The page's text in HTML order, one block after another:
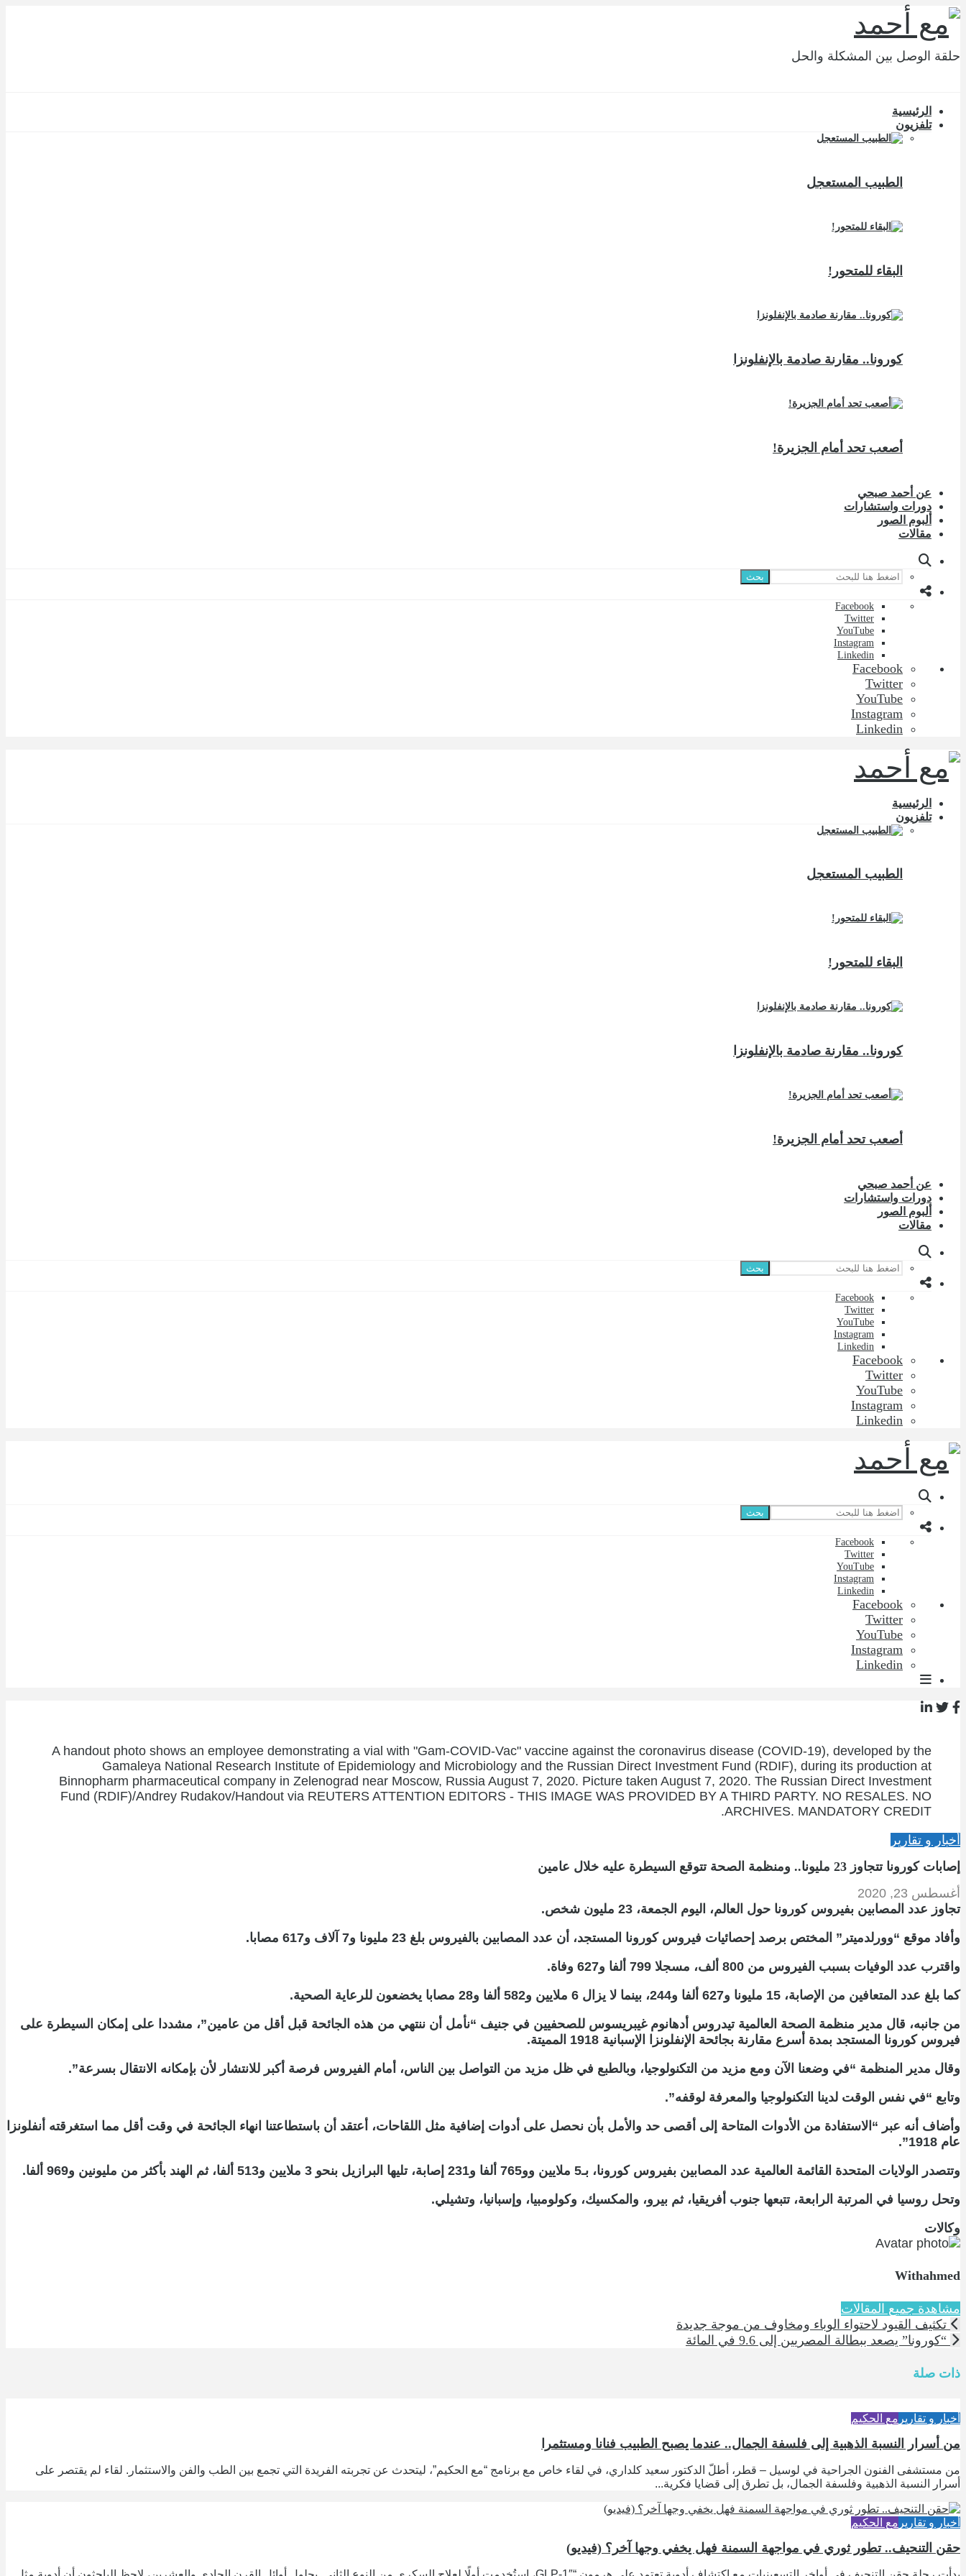
حلقة الوصل بين المشكلة والحل
الرئيسية
تلفزيون
الطبيب المستعجل
البقاء للمتحور!
كورونا.. مقارنة صادمة بالإنفلونزا
أصعب تحد أمام الجزيرة!
عن أحمد صبحي
دورات واستشارات
ألبوم الصور
مقالات
بحث
Facebook
Twitter
YouTube
Instagram
Linkedin
Facebook
Twitter
YouTube
Instagram
Linkedin
الرئيسية
تلفزيون
الطبيب المستعجل
البقاء للمتحور!
كورونا.. مقارنة صادمة بالإنفلونزا
أصعب تحد أمام الجزيرة!
عن أحمد صبحي
دورات واستشارات
ألبوم الصور
مقالات
بحث
Facebook
Twitter
YouTube
Instagram
Linkedin
Facebook
Twitter
YouTube
Instagram
Linkedin
بحث
Facebook
Twitter
YouTube
Instagram
Linkedin
Facebook
Twitter
YouTube
Instagram
Linkedin
A handout photo shows an employee demonstrating a vial with "Gam-COVID-Vac" vaccine against the coronavirus disease (COVID-19), developed by the
Gamaleya National Research Institute of Epidemiology and Microbiology and the Russian Direct Investment Fund (RDIF), during its production at
Binnopharm pharmaceutical company in Zelenograd near Moscow, Russia August 7, 2020. Picture taken August 7, 2020. The Russian Direct Investment
Fund (RDIF)/Andrey Rudakov/Handout via REUTERS ATTENTION EDITORS - THIS IMAGE WAS PROVIDED BY A THIRD PARTY. NO RESALES. NO
ARCHIVES. MANDATORY CREDIT.
أخبار و تقارير
إصابات كورونا تتجاوز 23 مليونا.. ومنظمة الصحة تتوقع السيطرة عليه خلال عامين
أغسطس 23, 2020
تجاوز عدد المصابين بفيروس كورونا حول العالم، اليوم الجمعة، 23 مليون شخص.
وأفاد موقع “وورلدميتر” المختص برصد إحصائيات فيروس كورونا المستجد، أن عدد المصابين بالفيروس بلغ 23 مليونا و7 آلاف و617 مصابا.
واقترب عدد الوفيات بسبب الفيروس من 800 ألف، مسجلا 799 ألفا و627 وفاة.
كما بلغ عدد المتعافين من الإصابة، 15 مليونا و627 ألفا و244، بينما لا يزال 6 ملايين و582 ألفا و28 مصابا يخضعون للرعاية الصحية.
من جانبه، قال مدير منظمة الصحة العالمية تيدروس أدهانوم غيبريسوس للصحفيين في جنيف “نأمل أن ننتهي من هذه الجائحة قبل أقل من عامين”، مشددا على إمكان السيطرة على
فيروس كورونا المستجد بمدة أسرع مقارنة بجائحة الإنفلونزا الإسبانية 1918 المميتة.
وقال مدير المنظمة “في وضعنا الآن ومع مزيد من التكنولوجيا، وبالطبع في ظل مزيد من التواصل بين الناس، أمام الفيروس فرصة أكبر للانتشار لأن بإمكانه الانتقال بسرعة”.
وتابع “في نفس الوقت لدينا التكنولوجيا والمعرفة لوقفه”.
وأضاف أنه عبر “الاستفادة من الأدوات المتاحة إلى أقصى حد والأمل بأن نحصل على أدوات إضافية مثل اللقاحات، أعتقد أن باستطاعتنا انهاء الجائحة في وقت أقل مما استغرقته أنفلونزا
عام 1918”.
وتتصدر الولايات المتحدة القائمة العالمية عدد المصابين بفيروس كورونا، بـ5 ملايين وو765 ألفا و231 إصابة، تليها البرازيل بنحو 3 ملايين و513 ألفا، ثم الهند بأكثر من مليونين و969 ألفا.
وتحل روسيا في المرتبة الرابعة، تتبعها جنوب أفريقيا، ثم بيرو، والمكسيك، وكولومبيا، وإسبانيا، وتشيلي.
وكالات
Withahmed
مشاهدة جميع المقالات
تكثيف القيود لاحتواء الوباء ومخاوف من موجة جديدة
“كورونا” يصعد ببطالة المصريين إلى 9.6 في المائة
ذات صلة
أخبار و تقارير مع الحكيم
من أسرار النسبة الذهبية إلى فلسفة الجمال.. عندما يصبح الطبيب فنانا ومستثمرا
من مستشفى الفنون الجراحية في لوسيل – قطر، أطلّ الدكتور سعيد كلداري، في لقاء خاص مع برنامج “مع الحكيم”، ليتحدث عن تجربته الفريدة التي تجمع بين الطب والفن والاستثمار. لقاء لم يقتصر على
أسرار النسبة الذهبية وفلسفة الجمال، بل تطرق إلى قضايا فكرية...
أخبار و تقارير مع الحكيم
حقن التنحيف.. تطور ثوري في مواجهة السمنة فهل يخفي وجها آخر؟ (فيديو)